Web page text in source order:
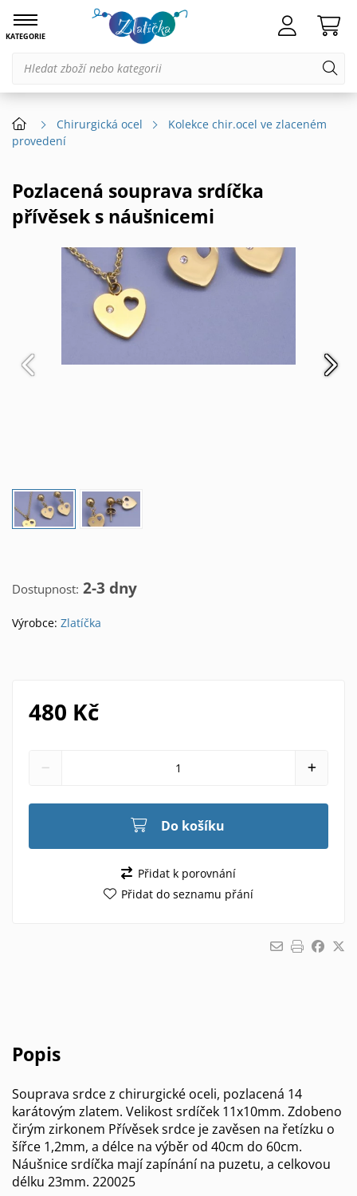
KATEGORIE
Chirurgická ocel
Kolekce chir.ocel ve zlaceném
provedení
Pozlacená souprava srdíčka
přívěsek s náušnicemi
Dostupnost: 2-3 dny
Výrobce: Zlatíčka
480 Kč
Do košíku
Přidat k porovnání
Přidat do seznamu přání
Popis
Souprava srdce z chirurgické oceli, pozlacená 14
karátovým zlatem. Velikost srdíček 11x10mm. Zdobeno
čirým zirkonem Přívěsek srdce je zavěsen na řetízku o
šířce 1,2mm, a délce na výběr od 40cm do 60cm.
Náušnice srdíčka mají zapínání na puzetu, a celkovou
délku 23mm. 220025